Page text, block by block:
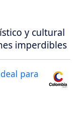
y cultural
imperdibles